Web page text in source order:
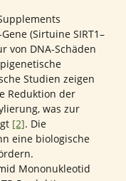
(Sirtuine SIRT1–
von DNA-Schäden
Studien zeigen
Reduktion der
was zur
[2]. Die
eine biologische
Mononukleotid